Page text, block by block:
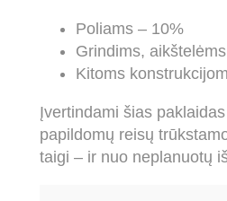
Poliams – 10%
Grindims,
Kitoms
Įvertindami šias
papildomų reisų
taigi – ir nuo neplanuotų